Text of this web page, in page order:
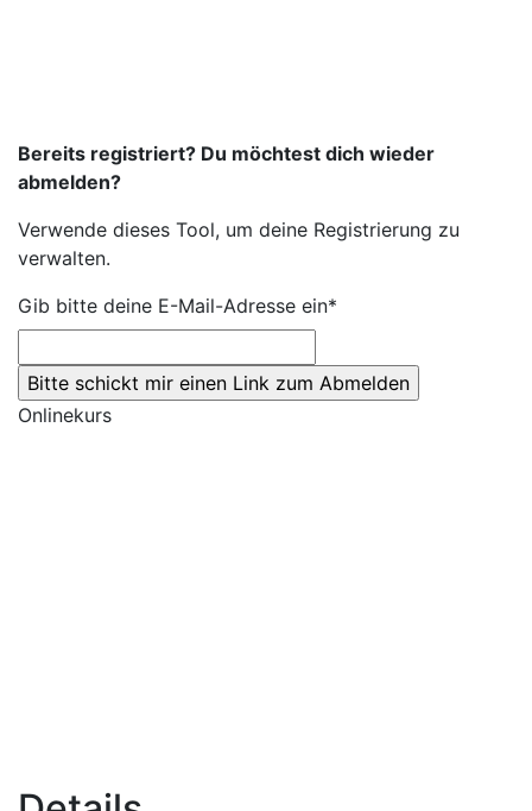
Bereits registriert? Du möchtest dich wieder
abmelden?
Verwende dieses Tool, um deine Registrierung zu
verwalten.
Gib bitte deine E-Mail-Adresse ein*
Onlinekurs